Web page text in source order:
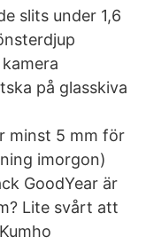
slits under 1,6
på glasskiva
minst 5 mm för
imorgon)
GoodYear är
Lite svårt att